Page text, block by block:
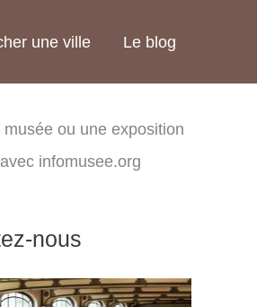
une ville Le blog
musée ou une exposition
infomusee.org
nous